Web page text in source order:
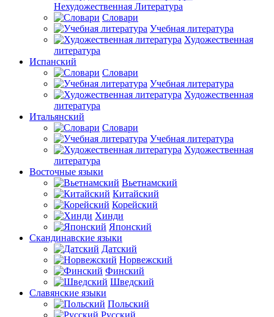
Нехудожественная Литература
Словари
Учебная литература
Художественная
литература
Испанский
Словари
Учебная литература
Художественная
литература
Итальянский
Словари
Учебная литература
Художественная
литература
Восточные языки
Вьетнамский
Китайский
Корейский
Хинди
Японский
Скандинавские языки
Датский
Норвежский
Финский
Шведский
Славянские языки
Польский
Русский